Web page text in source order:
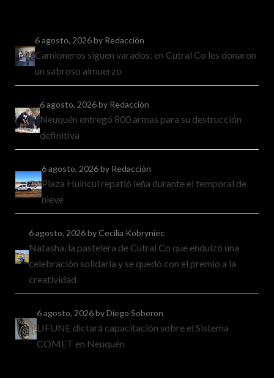
6 agosto, 2026by Redacción
Camioneros siguen varados: en Cutral Co les donaron
un sabroso almuerzo
6 agosto, 2026by Redacción
Neuquén entregó 800 armas para su destrucción
definitiva
6 agosto, 2026by Redacción
Plaza Huincul repatió leña durante el temporal de
nieve
6 agosto, 2026by Cecilia Kobryniec
Natasha, la pastelera de Cutral Co que endulzó una
celebración solidaria y se quedó con el premio a la
creatividad
6 agosto, 2026by Diego Soberon
LIFUNE dictará capacitación sobre el Sistema
COMET en Neuquén